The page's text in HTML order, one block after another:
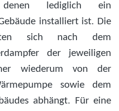
lediglich ein
installiert ist. Die
sich nach dem
der jeweiligen
wiederum von der
sowie dem
abhängt. Für eine